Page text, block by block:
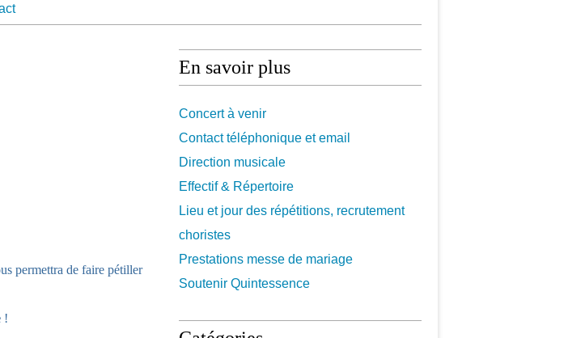
permettra de faire pétiller
!
En savoir plus
Concert à venir
Contact téléphonique et email
Direction musicale
Effectif & Répertoire
Lieu et jour des répétitions, recrutement
choristes
Prestations messe de mariage
Soutenir Quintessence